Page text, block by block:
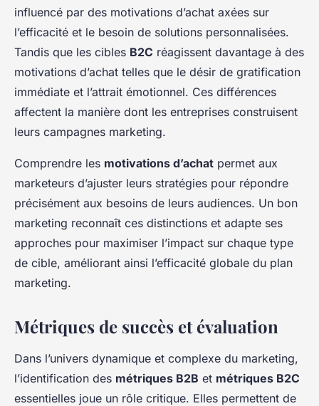
influencé par des motivations d’achat axées sur
l’efficacité et le besoin de solutions personnalisées.
Tandis que les cibles B2C réagissent davantage à des
motivations d’achat telles que le désir de gratification
immédiate et l’attrait émotionnel. Ces différences
affectent la manière dont les entreprises construisent
leurs campagnes marketing.
Comprendre les motivations d’achat permet aux
marketeurs d’ajuster leurs stratégies pour répondre
précisément aux besoins de leurs audiences. Un bon
marketing reconnaît ces distinctions et adapte ses
approches pour maximiser l’impact sur chaque type
de cible, améliorant ainsi l’efficacité globale du plan
marketing.
Métriques de succès et évaluation
Dans l’univers dynamique et complexe du marketing,
l’identification des métriques B2B et métriques B2C
essentielles joue un rôle critique. Elles permettent de